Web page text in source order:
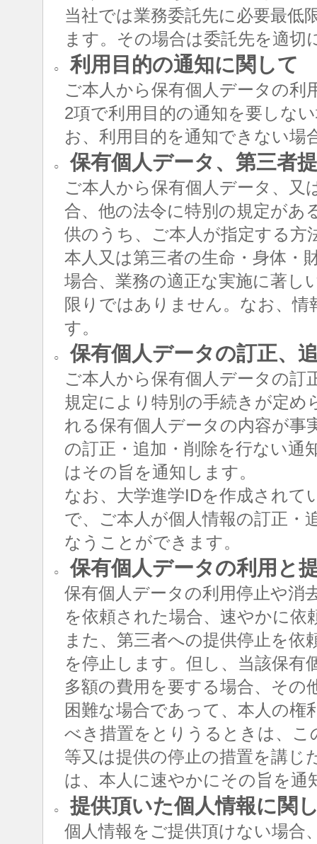
当社では業務委託先に必要最低
ます。その場合は委託先を適切
○ 利用目的の通知に関して
ご本人から保有個人データの利
2項で利用目的の通知を要しな
お、利用目的を通知できない場
○ 保有個人データ、第三者
ご本人から保有個人データ、又
合、他の法令に特別の規定があ
供のうち、ご本人が指定する方
本人又は第三者の生命・身体・
場合、業務の適正な実施に著し
限りではありません。なお、
す。
○ 保有個人データの訂正、
ご本人から保有個人データの訂
規定により特別の手続きが定め
れる保有個人データの内容が事
の訂正・追加・削除を行ない通
はその旨を通知します。
なお、大学進学IDを作成されて
で、ご本人が個人情報の訂正・
なうことができます。
○ 保有個人データの利用と
保有個人データの利用停止や消
を依頼された場合、速やかに
また、第三者への提供停止を
を停止します。但し、当該保有
多額の費用を要する場合、その
困難な場合であって、本人の
べき措置をとりうるときは、
等又は提供の停止の措置を講
は、本人に速やかにその旨を通
○ 提供頂いた個人情報に関
個人情報をご提供頂けない場合